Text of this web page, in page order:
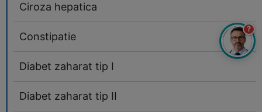
Ciroza hepatica
Constipatie
Diabet zaharat tip I
Diabet zaharat tip II
?